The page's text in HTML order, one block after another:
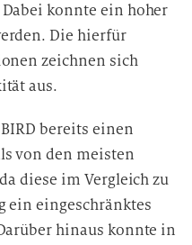
konnte ein hoher
Die hierfür
zeichnen sich
aus.
bereits einen
von den meisten
diese im Vergleich zu
ein eingeschränktes
hinaus konnte in